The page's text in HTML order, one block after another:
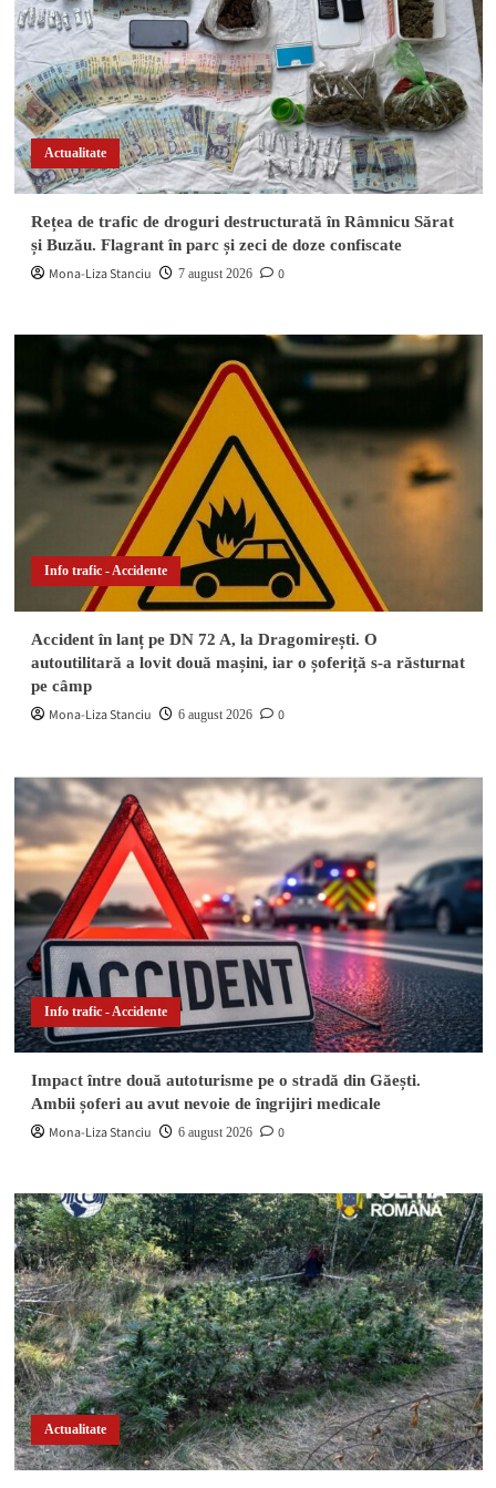
Actualitate
Rețea de trafic de droguri destructurată în Râmnicu Sărat
și Buzău. Flagrant în parc și zeci de doze confiscate
Mona-Liza Stanciu 7 august 2026 0
Info trafic - Accidente
Accident în lanț pe DN 72 A, la Dragomirești. O
autoutilitară a lovit două mașini, iar o șoferiță s-a răsturnat
pe câmp
Mona-Liza Stanciu 6 august 2026 0
Info trafic - Accidente
Impact între două autoturisme pe o stradă din Găești.
Ambii șoferi au avut nevoie de îngrijiri medicale
Mona-Liza Stanciu 6 august 2026 0
Actualitate